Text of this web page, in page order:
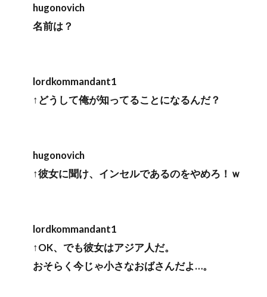
hugonovich
名前は？
lordkommandant1
↑どうして俺が知ってることになるんだ？
hugonovich
↑彼女に聞け、インセルであるのをやめろ！ｗ
lordkommandant1
↑OK、でも彼女はアジア人だ。
おそらく今じゃ小さなおばさんだよ…。